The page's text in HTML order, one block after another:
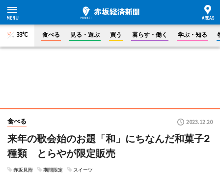
33°C 食べる 見る・遊ぶ 買う 暮らす・働く 学ぶ・知る
食べる 2023.12.20
来年の歌会始のお題「和」にちなんだ和菓子2
種類 とらやが限定販売
赤坂見附 期間限定 スイーツ